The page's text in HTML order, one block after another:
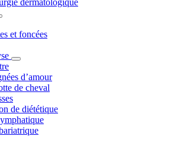
et foncées
d’amour
de cheval
de diététique